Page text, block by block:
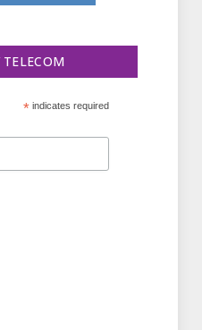
*indicates required